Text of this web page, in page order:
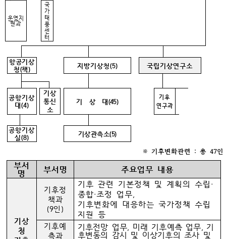
운영지
원과
국
가
태
풍
센
터
항공기상
청(책)
지방기상청(5) 국립기상연구소
공항기상
대(4)
기상
통신
소
기 상 대(45)
기후
연구과
공항기상
실(8)
기상관측소(5)
※ 기후변화관련 : 총 47인
부서
명 부서명 주요업무 내용
기상
청
기후정
책과
(9인)
기후 관련 기본정책 및 계획의 수립‧
종합‧조정 업무,
기후변화에 대응하는 국가정책 수립
지원 등
기후예
측과
기후전망 업무, 미래 기후예측 업무, 기
후변동의 감시 및 이상기후의 조사 및